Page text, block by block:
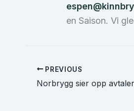
en Saison. Vi
PREVIOUS